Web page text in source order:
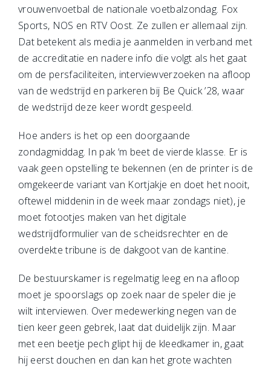
vrouwenvoetbal de nationale voetbalzondag. Fox
Sports, NOS en RTV Oost. Ze zullen er allemaal zijn.
Dat betekent als media je aanmelden in verband met
de accreditatie en nadere info die volgt als het gaat
om de persfaciliteiten, interviewverzoeken na afloop
van de wedstrijd en parkeren bij Be Quick ’28, waar
de wedstrijd deze keer wordt gespeeld.
Hoe anders is het op een doorgaande
zondagmiddag. In pak ‘m beet de vierde klasse. Er is
vaak geen opstelling te bekennen (en de printer is de
omgekeerde variant van Kortjakje en doet het nooit,
oftewel middenin in de week maar zondags niet), je
moet fotootjes maken van het digitale
wedstrijdformulier van de scheidsrechter en de
overdekte tribune is de dakgoot van de kantine.
De bestuurskamer is regelmatig leeg en na afloop
moet je spoorslags op zoek naar de speler die je
wilt interviewen. Over medewerking negen van de
tien keer geen gebrek, laat dat duidelijk zijn. Maar
met een beetje pech glipt hij de kleedkamer in, gaat
hij eerst douchen en dan kan het grote wachten